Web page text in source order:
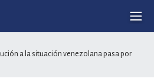
a la situación venezolana pasa por